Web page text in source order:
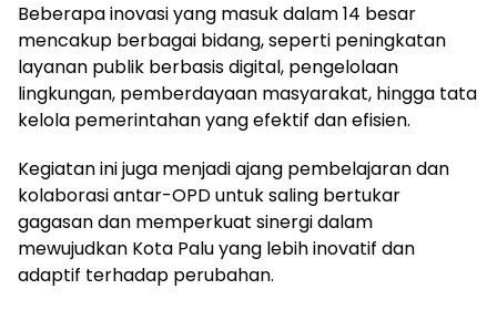
Beberapa inovasi yang masuk dalam 14 besar
mencakup berbagai bidang, seperti peningkatan
layanan publik berbasis digital, pengelolaan
lingkungan, pemberdayaan masyarakat, hingga tata
kelola pemerintahan yang efektif dan efisien.
Kegiatan ini juga menjadi ajang pembelajaran dan
kolaborasi antar-OPD untuk saling bertukar
gagasan dan memperkuat sinergi dalam
mewujudkan Kota Palu yang lebih inovatif dan
adaptif terhadap perubahan.